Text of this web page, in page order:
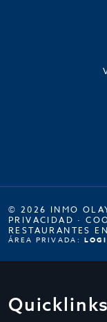
© 2026 INMO
PRIVACIDAD ·
RESTAURANTES
ÁREA PRIVADA:
Quicklinks